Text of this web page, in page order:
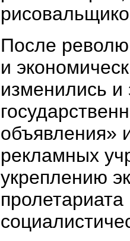
После
и
изменились
объявления»
рекламных
укреплению